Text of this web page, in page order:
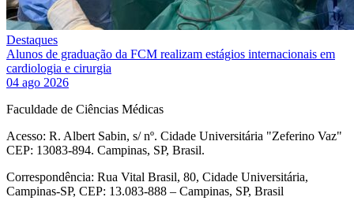
Destaques
Alunos de graduação da FCM realizam estágios internacionais em
cardiologia e cirurgia
04 ago 2026
Faculdade de Ciências Médicas
Acesso: R. Albert Sabin, s/ nº. Cidade Universitária "Zeferino Vaz"
CEP: 13083-894. Campinas, SP, Brasil.
Correspondência: Rua Vital Brasil, 80, Cidade Universitária,
Campinas-SP, CEP: 13.083-888 – Campinas, SP, Brasil